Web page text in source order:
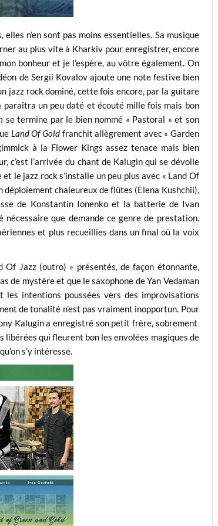
n’en sont pas moins essentielles. Sa musique
au plus vite à Kharkiv pour enregistrer, encore
bonheur et je l’espère, au vôtre également. On
de Sergii Kovalov ajoute une note festive bien
jazz rock dominé, cette fois encore, par la guitare
paraîtra un peu daté et écouté mille fois mais bon
se termine par le bien nommé « Pastoral » et son
Land Of Gold franchit allègrement avec « Garden
à la Flower Kings assez tenace mais bien
c’est l’arrivée du chant de Kalugin qui se dévoile
le jazz rock s’installe un peu plus avec « Land Of
chaleureux de flûtes (Elena Kushchii),
de Konstantin Ionenko et la batterie de Ivan
que demande ce genre de prestation.
et plus recueillies dans un final où la voix
Of Jazz (outro) » présentés, de façon étonnante,
de mystère et que le saxophone de Yan Vedaman
les intentions poussées vers des improvisations
de tonalité n’est pas vraiment inopportun. Pour
Kalugin a enregistré son petit frère, sobrement
libérées qui fleurent bon les envolées magiques de
s’y intéresse.